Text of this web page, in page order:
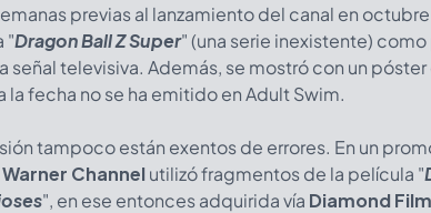
previas al lanzamiento del canal en
"Dragon Ball Z Super" (una serie inexistente)
señal televisiva. Además, se mostró con un póster
la fecha no se ha emitido en Adult Swim.
tampoco están exentos de errores. En un
Warner Channelutilizó fragmentos de la película "
", en ese entonces adquirida vía Diamond